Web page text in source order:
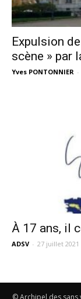
Expulsion
scène » par
Yves PONTONNIER -
À 17 ans, il
ADSV - 27 juillet 2021
© Archipel des